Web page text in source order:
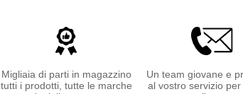
Migliaia di parti in magazzino
tutti i prodotti, tutte le marche
Un team giovane e
al vostro servizio